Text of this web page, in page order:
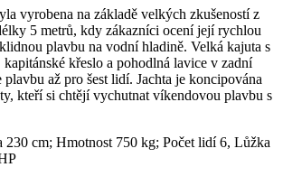
vyrobena na základě velkých zkušeností z
5 metrů, kdy zákazníci ocení její rychlou
plavbu na vodní hladině. Velká kajuta s
křeslo a pohodlná lavice v zadní
až pro šest lidí. Jachta je koncipována
kteří si chtějí vychutnat víkendovou plavbu s
230 cm; Hmotnost 750 kg; Počet lidí 6, Lůžka